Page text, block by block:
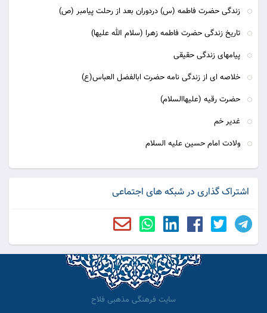
زندگی حضرت فاطمه (س) دردوران بعد از رحلت پیامبر (ص)
تاریخ زندگی حضرت فاطمه زهرا (سلام الله علیها)
پیامهای زندگی حقیقی
خلاصه ای از زندگی نامه حضرت ابالفضل العباس(ع)
حضرت رقیه (علیهاالسلام)
غدیر خم
ولادت امام حسین علیه السلام
اشتراک گذاری در شبکه های اجتماعی
سایت فرهنگی مذهبی فلاح